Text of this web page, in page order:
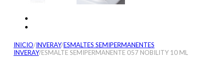
INICIO/INVERAY/ESMALTES SEMIPERMANENTES
INVERAY/ESMALTE SEMIPERMANENTE 057 NOBILITY 10 ML